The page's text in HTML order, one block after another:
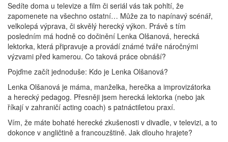
Sedíte doma u televize a film či seriál vás tak pohltí, že
zapomenete na všechno ostatní… Může za to napínavý scénář,
velkolepá výprava, či skvělý herecký výkon. Právě s tím
posledním má hodně co dočinění Lenka Olšanová, herecká
lektorka, která připravuje a provádí známé tváře náročnými
výzvami před kamerou. Co taková práce obnáší?
Pojďme začít jednoduše: Kdo je Lenka Olšanová?
Lenka Olšanová je máma, manželka, herečka a improvizátorka
a herecký pedagog. Přesněji jsem herecká lektorka (nebo jak
říkají v zahraničí acting coach) s patnáctiletou praxí.
Vím, že máte bohaté herecké zkušenosti v divadle, v televizi, a to
dokonce v angličtině a francouzštině. Jak dlouho hrajete?